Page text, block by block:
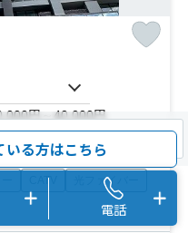
円～40,000円
年 /48階建
地下鉄御堂筋線「淀屋橋」駅 徒歩13分
CATV
光ファイバー
まとめてお問い合わせ
いる方はこちら
電話